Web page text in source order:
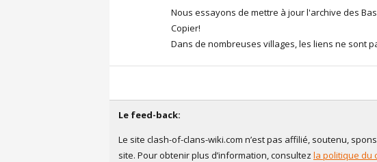
Nous essayons de mettre à jour l'archive des
Copier!
Dans de nombreuses villages, les liens ne sont
Le feed-back:
Le site clash-of-clans-wiki.com n’est pas affilié, soutenu,
site. Pour obtenir plus d’information, consultez la politique du